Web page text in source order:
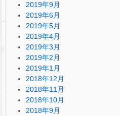
2019年9月
2019年6月
2019年5月
2019年4月
2019年3月
2019年2月
2019年1月
2018年12月
2018年11月
2018年10月
2018年9月